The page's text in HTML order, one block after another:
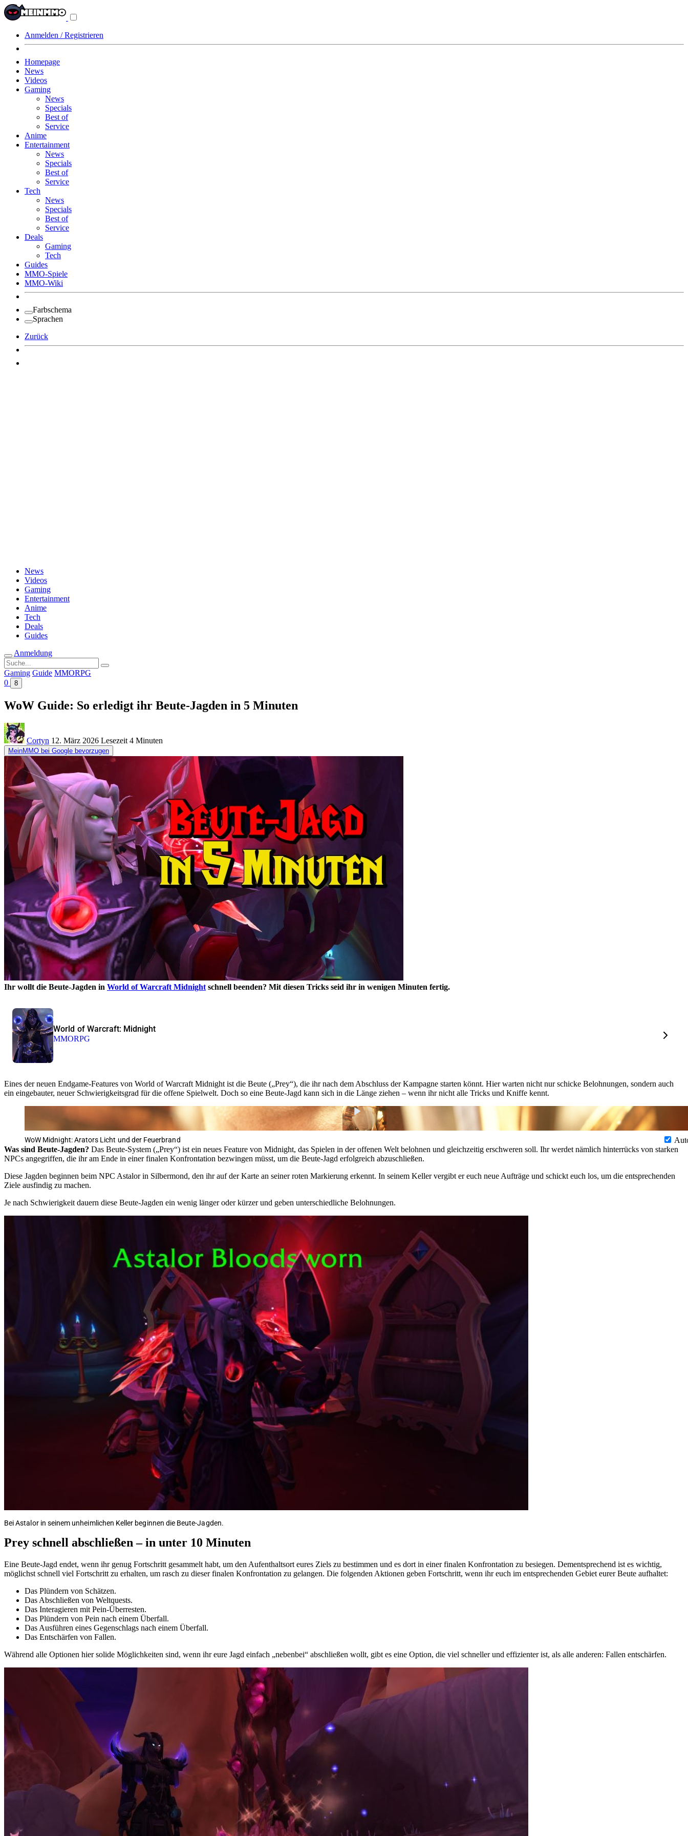
Anmelden / Registrieren
Homepage
News
Videos
Gaming
News
Specials
Best of
Service
Anime
Entertainment
News
Specials
Best of
Service
Tech
News
Specials
Best of
Service
Deals
Gaming
Tech
Guides
MMO-Spiele
MMO-Wiki
Farbschema
Sprachen
Zurück
News
Videos
Gaming
Entertainment
Anime
Tech
Deals
Guides
Anmeldung
Suche
nach:
Gaming Guide MMORPG
0
8
WoW Guide: So erledigt ihr Beute-Jagden in 5 Minuten
Cortyn 12. März 2026 Lesezeit 4 Minuten
MeinMMO bei Google bevorzugen
Ihr wollt die Beute-Jagden in World of Warcraft Midnight schnell beenden? Mit diesen Tricks seid ihr in wenigen Minuten fertig.
World of Warcraft: Midnight
MMORPG
Eines der neuen Endgame-Features von World of Warcraft Midnight ist die Beute („Prey“), die ihr nach dem Abschluss der Kampagne starten könnt. Hier warten nicht nur schicke Belohnungen, sondern auch
ein eingebauter, neuer Schwierigkeitsgrad für die offene Spielwelt. Doch so eine Beute-Jagd kann sich in die Länge ziehen – wenn ihr nicht alle Tricks und Kniffe kennt.
WoW Midnight: Arators Licht und der Feuerbrand
Was sind Beute-Jagden? Das Beute-System („Prey“) ist ein neues Feature von Midnight, das Spielen in der offenen Welt belohnen und gleichzeitig erschweren soll. Ihr werdet nämlich hinterrücks von starken
NPCs angegriffen, die ihr am Ende in einer finalen Konfrontation bezwingen müsst, um die Beute-Jagd erfolgreich abzuschließen.
Diese Jagden beginnen beim NPC Astalor in Silbermond, den ihr auf der Karte an seiner roten Markierung erkennt. In seinem Keller vergibt er euch neue Aufträge und schickt euch los, um die entsprechenden
Ziele ausfindig zu machen.
Je nach Schwierigkeit dauern diese Beute-Jagden ein wenig länger oder kürzer und geben unterschiedliche Belohnungen.
Bei Astalor in seinem unheimlichen Keller beginnen die Beute-Jagden.
Prey schnell abschließen – in unter 10 Minuten
Eine Beute-Jagd endet, wenn ihr genug Fortschritt gesammelt habt, um den Aufenthaltsort eures Ziels zu bestimmen und es dort in einer finalen Konfrontation zu besiegen. Dementsprechend ist es wichtig,
möglichst schnell viel Fortschritt zu erhalten, um rasch zu dieser finalen Konfrontation zu gelangen. Die folgenden Aktionen geben Fortschritt, wenn ihr euch im entsprechenden Gebiet eurer Beute aufhaltet:
Das Plündern von Schätzen.
Das Abschließen von Weltquests.
Das Interagieren mit Pein-Überresten.
Das Plündern von Pein nach einem Überfall.
Das Ausführen eines Gegenschlags nach einem Überfall.
Das Entschärfen von Fallen.
Während alle Optionen hier solide Möglichkeiten sind, wenn ihr eure Jagd einfach „nebenbei“ abschließen wollt, gibt es eine Option, die viel schneller und effizienter ist, als alle anderen: Fallen entschärfen.